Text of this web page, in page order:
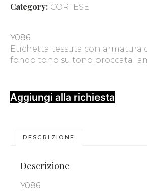
Category: CORTESE
Y086
Etichetta tessuta con armatura
fondo tono su tono broccata
Aggiungi alla richiesta
DESCRIZIONE
Descrizione
Y086